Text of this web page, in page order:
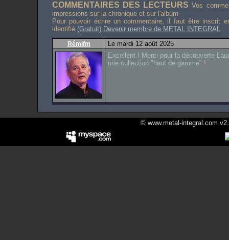
COMMENTAIRES DES LECTEURS Vos
impressions sur la chronique et sur l'album
Pour pouvoir écrire un commentaire, il faut être inscrit
identifié (Gratuit) Devenir membre de METAL INTEGRAL
Rémifm
Le mardi 12 août 2025
Excellent ! Merci pour la découverte
une collection "haut de gamme" !
© www.metal-integral.com